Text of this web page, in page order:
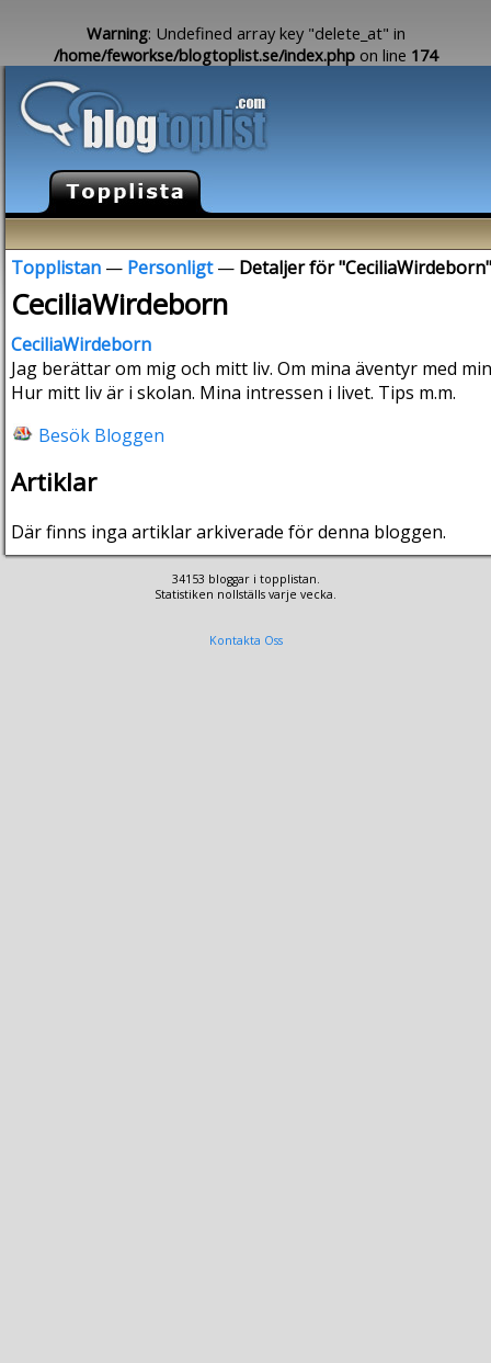
Warning: Undefined array key "delete_at" in
/home/feworkse/blogtoplist.se/index.php on line 174
Topplistan — Personligt— Detaljer för "CeciliaWirdeborn"
CeciliaWirdeborn
CeciliaWirdeborn
Jag berättar om mig och mitt liv. Om mina äventyr med
Hur mitt liv är i skolan. Mina intressen i livet. Tips m.m.
Besök Bloggen
Artiklar
Där finns inga artiklar arkiverade för denna bloggen.
34153 bloggar i topplistan.
Statistiken nollställs varje vecka.
Kontakta Oss